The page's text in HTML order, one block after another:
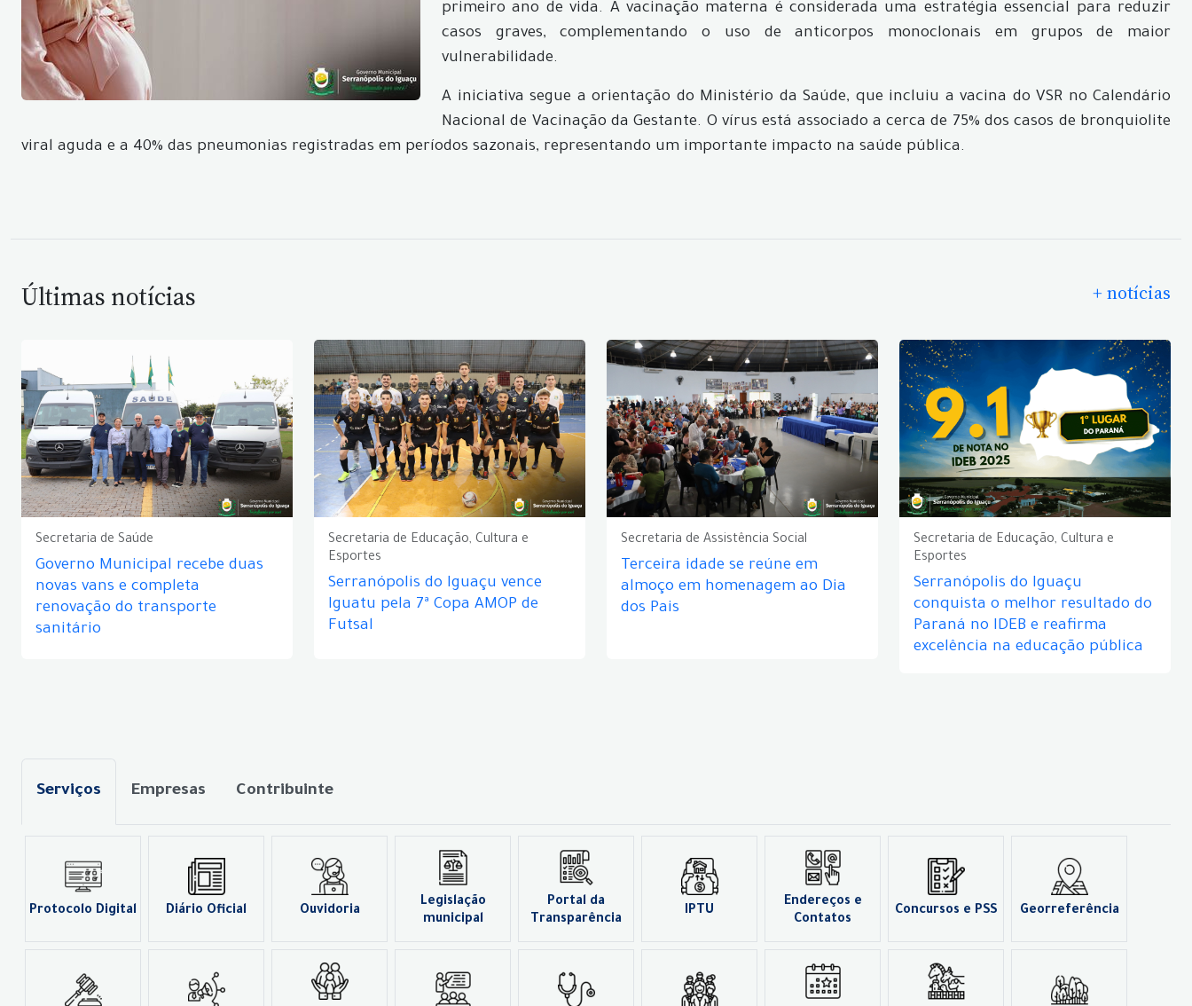
primeiro ano de vida. A vacinação materna é considerada uma estratégia essencial para reduzir
casos graves, complementando o uso de anticorpos monoclonais em grupos de maior
vulnerabilidade.
A iniciativa segue a orientação do Ministério da Saúde, que incluiu a vacina do VSR no Calendário
Nacional de Vacinação da Gestante. O vírus está associado a cerca de 75% dos casos de bronquiolite
viral aguda e a 40% das pneumonias registradas em períodos sazonais, representando um importante impacto na saúde pública.
Últimas notícias + notícias
Secretaria de Saúde
Governo Municipal recebe duas
novas vans e completa
renovação do transporte
sanitário
Secretaria de Educação, Cultura e
Esportes
Serranópolis do Iguaçu vence
Iguatu pela 7ª Copa AMOP de
Futsal
Secretaria de Assistência Social
Terceira idade se reúne em
almoço em homenagem ao Dia
dos Pais
Secretaria de Educação, Cultura e
Esportes
Serranópolis do Iguaçu
conquista o melhor resultado do
Paraná no IDEB e reafirma
excelência na educação pública
Serviços Empresas Contribuinte
Protocolo Digital Diário Oficial Ouvidoria
Legislação
municipal
Portal da
Transparência
IPTU
Endereços e
Contatos
Concursos e PSS Georreferência